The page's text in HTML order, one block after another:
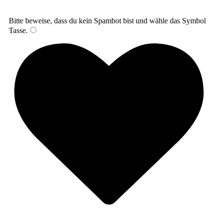
Bitte beweise, dass du kein Spambot bist und wähle das Symbol
Tasse.